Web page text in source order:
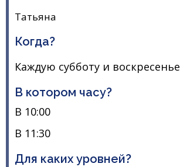
Татьяна
Когда?
Каждую субботу и воскресенье
В котором часу?
В 10:00
В 11:30
Для каких уровней?